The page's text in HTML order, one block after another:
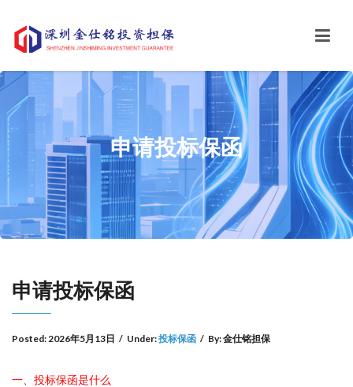
申请投标保函
申请投标保函
Posted:2026年5月13日 / Under:投标保函 / By:金仕铭担保
一、投标保函是什么